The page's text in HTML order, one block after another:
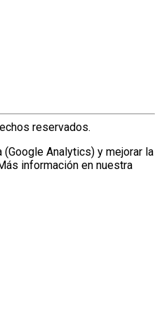
reservados.
Analytics) y mejorar la
información en nuestra